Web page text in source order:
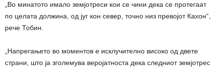
„Во минатото имало земјотреси кои се чини дека се протегаат
по целата должина, од југ кон север, точно низ превојот Кахон“,
рече Тобин.
„Напрегањето во моментов е исклучително високо од двете
страни, што ја зголемува веројатноста дека следниот земјотрес